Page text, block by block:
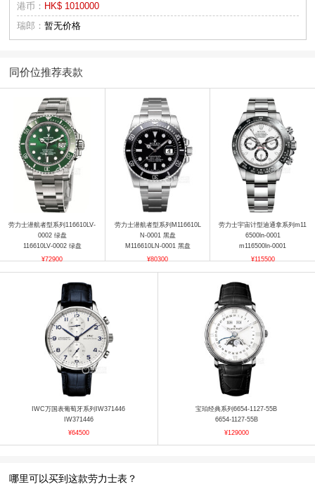
港币： HK$ 1010000
瑞郎： 暂无价格
同价位推荐表款
劳力士潜航者型系列116610LV-
0002 绿盘
116610LV-0002 绿盘
¥72900
劳力士潜航者型系列M116610L
N-0001 黑盘
M116610LN-0001 黑盘
¥80300
劳力士宇宙计型迪通拿系列m11
6500ln-0001
m116500ln-0001
¥115500
IWC万国表葡萄牙系列IW371446
IW371446
¥64500
宝珀经典系列6654-1127-55B
6654-1127-55B
¥129000
哪里可以买到这款劳力士表？